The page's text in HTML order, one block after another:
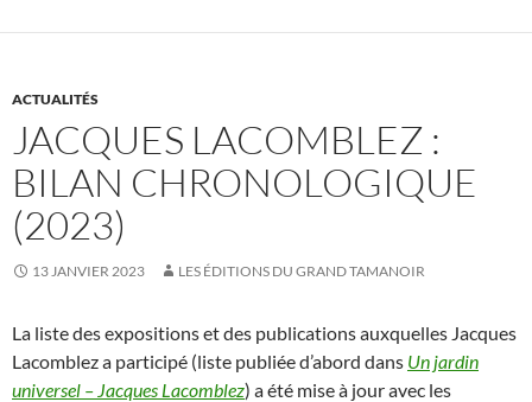
ACTUALITÉS
JACQUES LACOMBLEZ :
BILAN CHRONOLOGIQUE
(2023)
13 JANVIER 2023 LES ÉDITIONS DU GRAND TAMANOIR
La liste des expositions et des publications auxquelles Jacques
Lacomblez a participé (liste publiée d’abord dans Un jardin
universel – Jacques Lacomblez) a été mise à jour avec les